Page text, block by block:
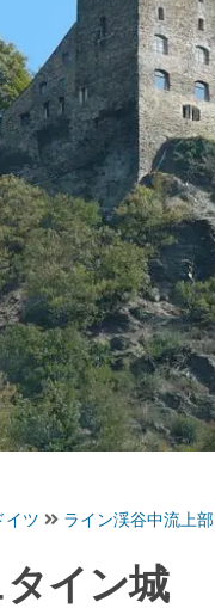
イツ ライン渓谷中流上部
イン城